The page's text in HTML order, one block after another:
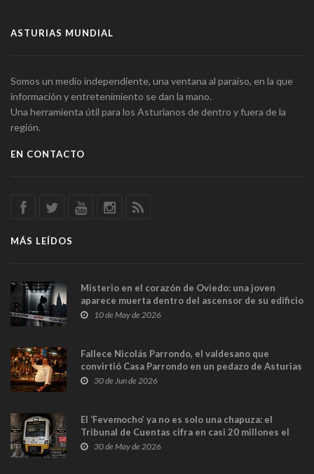
ASTURIAS MUNDIAL
Somos un medio independiente, una ventana al paraíso, en la que
información y entretenimiento se dan la mano.
Una herramienta útil para los Asturianos de dentro y fuera de la
región.
EN CONTACTO
MÁS LEÍDOS
Misterio en el corazón de Oviedo: una joven
aparece muerta dentro del ascensor de su edificio
y las cámaras captan sus últimos minutos
10 de May de 2026
Fallece Nicolás Parrondo, el valdesano que
convirtió Casa Parrondo en un pedazo de Asturias
en Madrid
30 de Jun de 2026
El ‘Fevemocho’ ya no es solo una chapuza: el
Tribunal de Cuentas cifra en casi 20 millones el
sobrecoste de los trenes que no cabían por los
30 de May de 2026